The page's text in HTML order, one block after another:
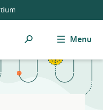
Sök Menu